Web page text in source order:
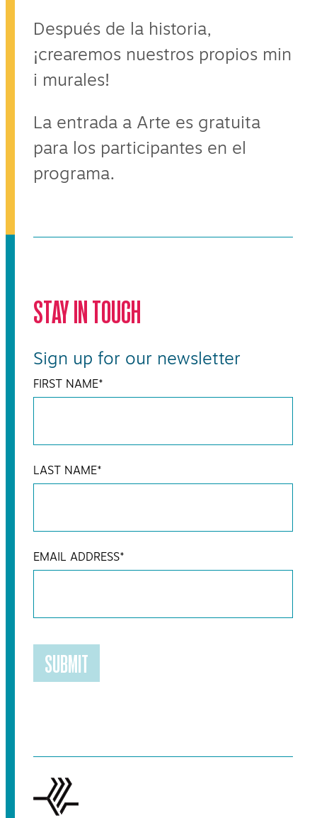
Después de la historia,
¡crearemos nuestros propios min
i murales!
La entrada a Arte es gratuita
para los participantes en el
programa.
STAY IN TOUCH
Sign up for our newsletter
FIRST NAME*
LAST NAME*
EMAIL ADDRESS*
SUBMIT